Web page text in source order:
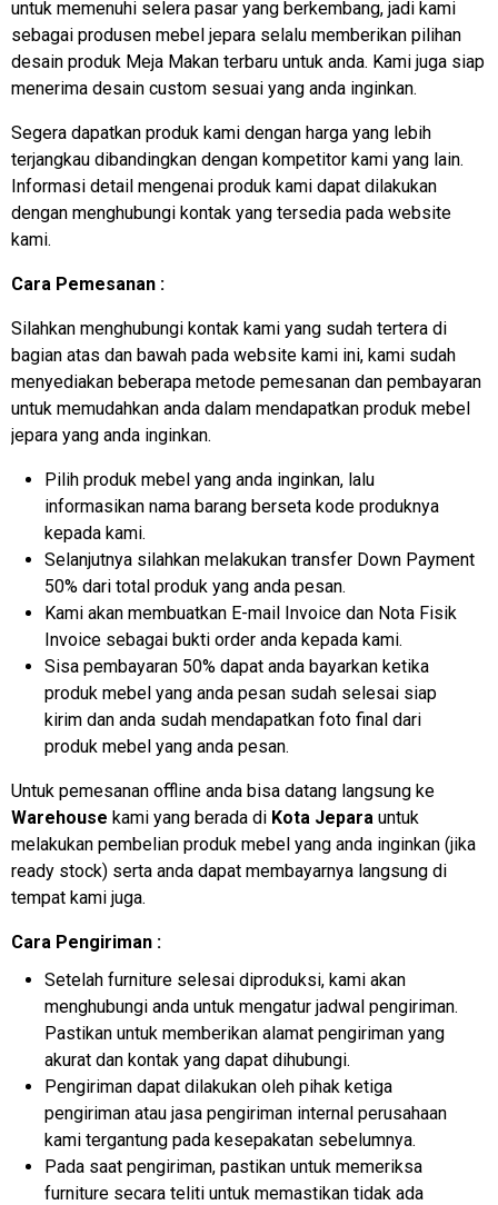
untuk memenuhi selera pasar yang berkembang, jadi kami
sebagai produsen mebel jepara selalu memberikan pilihan
desain produk Meja Makan terbaru untuk anda. Kami juga siap
menerima desain custom sesuai yang anda inginkan.
Segera dapatkan produk kami dengan harga yang lebih
terjangkau dibandingkan dengan kompetitor kami yang lain.
Informasi detail mengenai produk kami dapat dilakukan
dengan menghubungi kontak yang tersedia pada website
kami.
Cara Pemesanan :
Silahkan menghubungi kontak kami yang sudah tertera di
bagian atas dan bawah pada website kami ini, kami sudah
menyediakan beberapa metode pemesanan dan pembayaran
untuk memudahkan anda dalam mendapatkan produk mebel
jepara yang anda inginkan.
Pilih produk mebel yang anda inginkan, lalu
informasikan nama barang berseta kode produknya
kepada kami.
Selanjutnya silahkan melakukan transfer Down Payment
50% dari total produk yang anda pesan.
Kami akan membuatkan E-mail Invoice dan Nota Fisik
Invoice sebagai bukti order anda kepada kami.
Sisa pembayaran 50% dapat anda bayarkan ketika
produk mebel yang anda pesan sudah selesai siap
kirim dan anda sudah mendapatkan foto final dari
produk mebel yang anda pesan.
Untuk pemesanan offline anda bisa datang langsung ke
Warehouse kami yang berada di Kota Jepara untuk
melakukan pembelian produk mebel yang anda inginkan (jika
ready stock) serta anda dapat membayarnya langsung di
tempat kami juga.
Cara Pengiriman :
Setelah furniture selesai diproduksi, kami akan
menghubungi anda untuk mengatur jadwal pengiriman.
Pastikan untuk memberikan alamat pengiriman yang
akurat dan kontak yang dapat dihubungi.
Pengiriman dapat dilakukan oleh pihak ketiga
pengiriman atau jasa pengiriman internal perusahaan
kami tergantung pada kesepakatan sebelumnya.
Pada saat pengiriman, pastikan untuk memeriksa
furniture secara teliti untuk memastikan tidak ada